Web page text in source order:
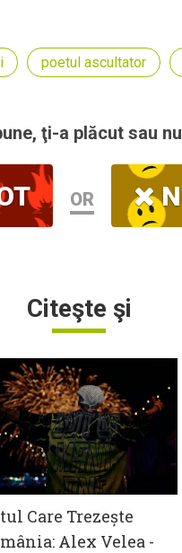
poetul ascultator
ţi-a plăcut sau
OR
Citeşte şi
Care Trezește
Alex Velea -